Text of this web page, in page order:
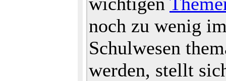
noch zu wenig
Schulwesen
werden, stellt